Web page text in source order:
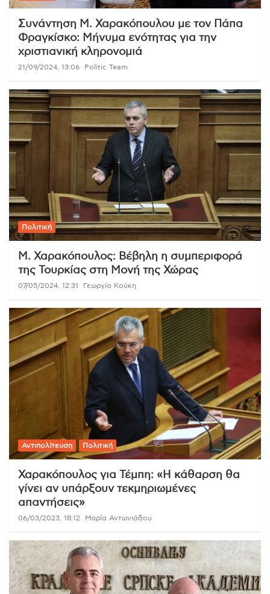
Συνάντηση Μ. Χαρακόπουλου με τον Πάπα
Φραγκίσκο: Μήνυμα ενότητας για την
χριστιανική κληρονομιά
21/09/2024, 13:06 Politic Team
Πολιτική
Μ. Χαρακόπουλος: Βέβηλη η συμπεριφορά
της Τουρκίας στη Μονή της Χώρας
07/05/2024, 12:31 Γεωργία Κούκη
Αντιπολίτευση Πολιτική
Χαρακόπουλος για Τέμπη: «Η κάθαρση θα
γίνει αν υπάρξουν τεκμηριωμένες
απαντήσεις»
06/03/2023, 18:12 Μαρία Αντωνιάδου